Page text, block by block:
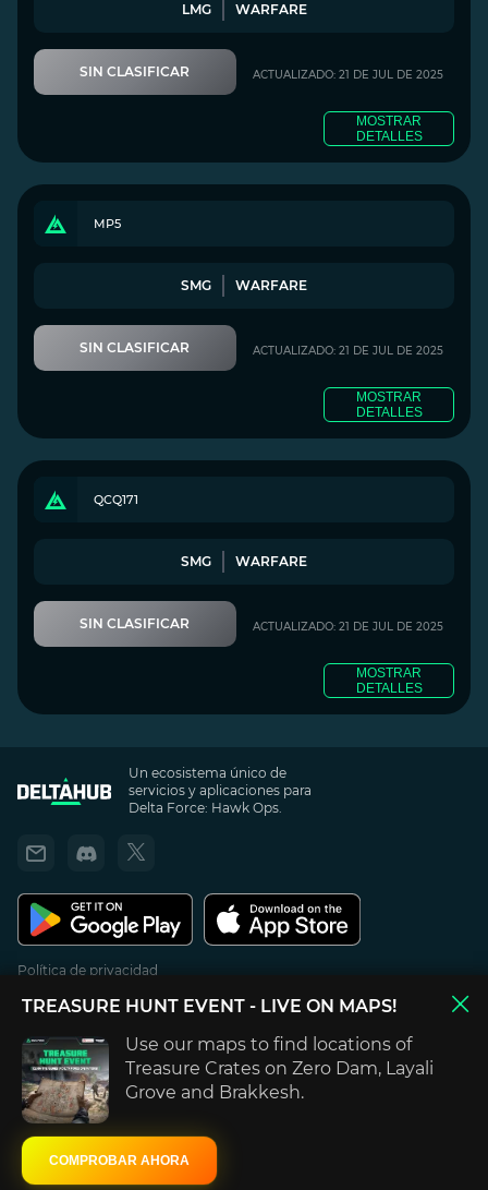
LMG WARFARE
SIN CLASIFICAR ACTUALIZADO: 21 DE JUL DE 2025
MOSTRAR
DETALLES
MP5
SMG WARFARE
SIN CLASIFICAR ACTUALIZADO: 21 DE JUL DE 2025
MOSTRAR
DETALLES
QCQ171
SMG WARFARE
SIN CLASIFICAR ACTUALIZADO: 21 DE JUL DE 2025
MOSTRAR
DETALLES
Un ecosistema único de
servicios y aplicaciones para
Delta Force: Hawk Ops.
Política de privacidad
DELTAHUB no está respaldado, afiliado directamente, mantenido ni patrocinado
por Team Jade, TiMi Studio Group, Blind Squirrel Games, Tencent, Microsoft Xbox
o Sony PlayStation. Todo el contenido, títulos de juegos, nombres comerciales y/o
identidad visual, marcas registradas, ilustraciones e imágenes asociadas son
propiedad intelectual y/o material con derechos de autor de sus respectivos
dueños.
DELTAHUB 2026. Reservados todos los derechos.
TREASURE HUNT EVENT - LIVE ON MAPS!
Use our maps to find locations of
Treasure Crates on Zero Dam, Layali
Grove and Brakkesh.
СOMPROBAR AHORA